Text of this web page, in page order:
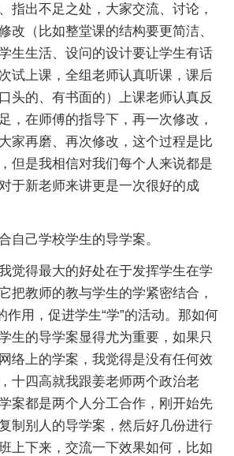
指出不足之处，大家交流、讨论，
改（比如整堂课的结构要更简洁、
生生活、设问的设计要让学生有话
试上课，全组老师认真听课，课后
头的、有书面的）上课老师认真反
，在师傅的指导下，再一次修改，
家再磨、再次修改，这个过程是比
但是我相信对我们每个人来说都是
于新老师来讲更是一次很好的成
己学校学生的导学案。
得最大的好处在于发挥学生在学
把教师的教与学生的学紧密结合，
作用，促进学生“学”的活动。那如何
生的导学案显得尤为重要，如果只
络上的学案，我觉得是没有任何效
十四高就我跟姜老师两个政治老
案都是两个人分工合作，刚开始先
制别人的导学案，然后好几份进行
上下来，交流一下效果如何，比如